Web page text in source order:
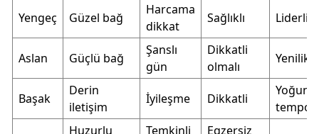
Yengeç Güzel bağ
Harcama
dikkat
Sağlıklı Liderlik
Aslan Güçlü bağ
Şanslı
gün
Dikkatli
olmalı
Yenilikçi
Başak
Derin
iletişim
İyileşme Dikkatli
Yoğun
tempo
Huzurlu
Temkinli
Egzersiz